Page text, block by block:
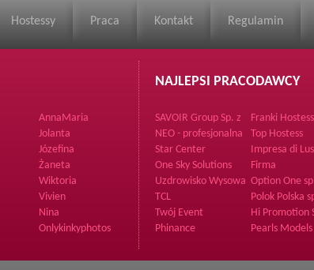
Hostessy Praca Kontakt Regulamin
AnnaMaria
Jolanta
Józefina
Żaneta
Wiktoria
Vivien
Nina
Onlykinkyphotos
NAJLEPSI PRACODAWCY
SAVOIR Group Sp. z
o.o.
Franki
Poszukiwacze
Przodków
NEO - profesjonalna
organizacja imprez
Top Hostess
Star Center
Impresa di
Supporto Sp. z
One Sky Solutions
Firma
Uzdrowisko Wysowa
S.A.
Option One
Sp.K.
TCL
Polok Polska
Twój Event
Hi Promotion
o.o.
Phinance
Pearls Models